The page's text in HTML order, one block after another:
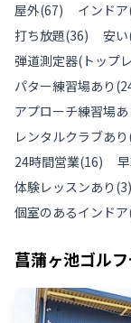
屋外(67) インド
打ち放題(36) 安い
弾道測定器(トップ
パター練習場あり (
アプローチ練習場あ
レンタルクラブあり
24時間営業(16)
体験レッスンあり (3)
個室のあるインドア
菖蒲ヶ池ゴル